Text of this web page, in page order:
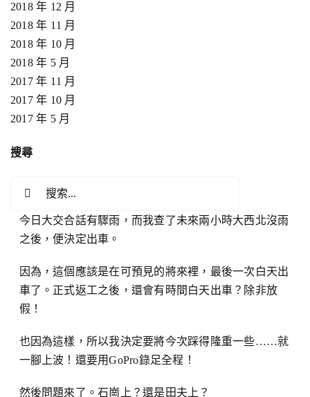
今日大交合話有驟雨，而我查了未來兩小時大西北沒雨
之後，便決定出車。
因為，這個應該是在可預見的將來裡，最後一次白天出
車了。正式返工之後，還會有時間白天出車？除非放
假！
也因為這樣，所以我決定要將今次踩得隆重一些……就
一腳上波！還要用GoPro錄足全程！
然後問題來了。石崗上？還是田夫上？
2018 年 12 月
2018 年 11 月
2018 年 10 月
2018 年 5 月
2017 年 11 月
2017 年 10 月
2017 年 5 月
搜尋
結
果：